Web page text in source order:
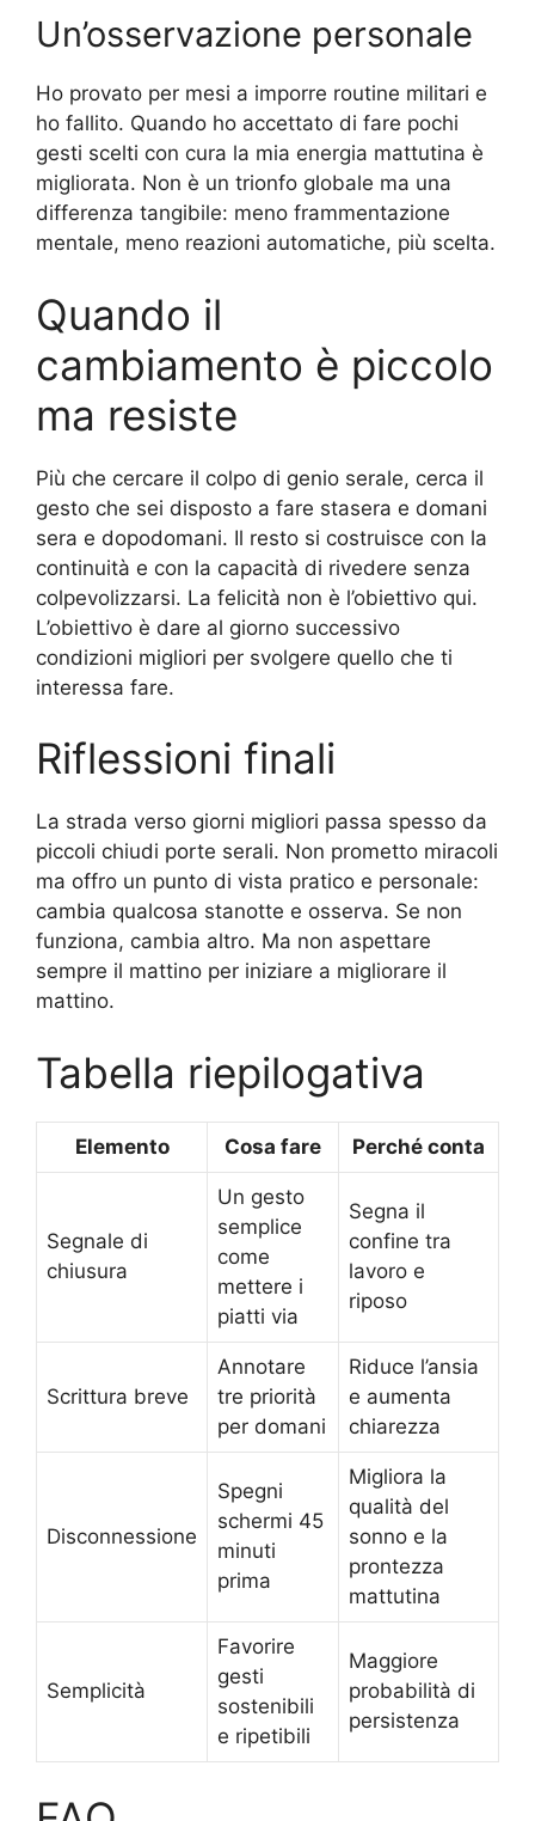
Un’osservazione personale
Ho provato per mesi a imporre routine militari e
ho fallito. Quando ho accettato di fare pochi
gesti scelti con cura la mia energia mattutina è
migliorata. Non è un trionfo globale ma una
differenza tangibile: meno frammentazione
mentale, meno reazioni automatiche, più scelta.
Quando il
cambiamento è piccolo
ma resiste
Più che cercare il colpo di genio serale, cerca il
gesto che sei disposto a fare stasera e domani
sera e dopodomani. Il resto si costruisce con la
continuità e con la capacità di rivedere senza
colpevolizzarsi. La felicità non è l’obiettivo qui.
L’obiettivo è dare al giorno successivo
condizioni migliori per svolgere quello che ti
interessa fare.
Riflessioni finali
La strada verso giorni migliori passa spesso da
piccoli chiudi porte serali. Non prometto miracoli
ma offro un punto di vista pratico e personale:
cambia qualcosa stanotte e osserva. Se non
funziona, cambia altro. Ma non aspettare
sempre il mattino per iniziare a migliorare il
mattino.
Tabella riepilogativa
Elemento Cosa fare Perché conta
Segnale di
chiusura
Un gesto
semplice
come
mettere i
piatti via
Segna il
confine tra
lavoro e
riposo
Scrittura breve
Annotare
tre priorità
per domani
Riduce l’ansia
e aumenta
chiarezza
Disconnessione
Spegni
schermi 45
minuti
prima
Migliora la
qualità del
sonno e la
prontezza
mattutina
Semplicità
Favorire
gesti
sostenibili
e ripetibili
Maggiore
probabilità di
persistenza